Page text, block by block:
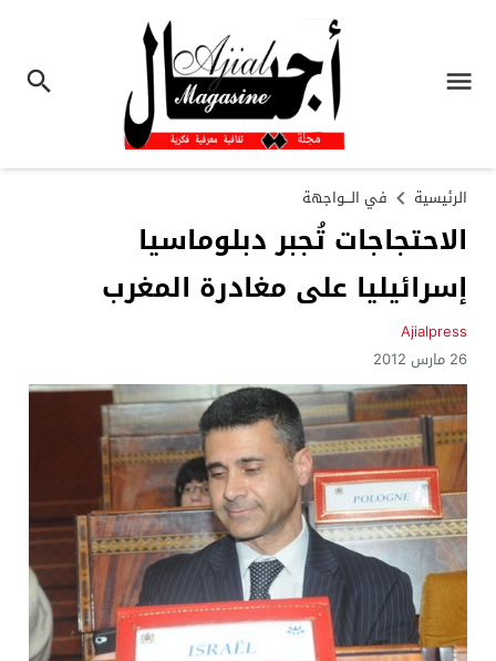
الرئيسية في الـــواجهة
الاحتجاجات تُجبر دبلوماسيا
إسرائيليا على مغادرة المغرب
Ajialpress
26 مارس 2012